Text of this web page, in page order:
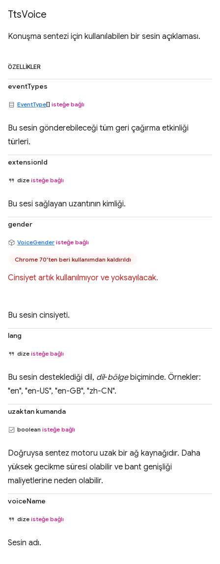
TtsVoice
Konuşma sentezi için kullanılabilen bir sesin açıklaması.
ÖZELLIKLER
eventTypes
EventType[] isteğe bağlı
Bu sesin gönderebileceği tüm geri çağırma etkinliği
türleri.
extensionId
dize isteğe bağlı
Bu sesi sağlayan uzantının kimliği.
gender
VoiceGender isteğe bağlı
Chrome 70'ten beri kullanımdan kaldırıldı
Cinsiyet artık kullanılmıyor ve yoksayılacak.
Bu sesin cinsiyeti.
lang
dize isteğe bağlı
Bu sesin desteklediği dil, dil-bölgebiçiminde. Örnekler:
"en", "en-US", "en-GB", "zh-CN".
uzaktan kumanda
boolean isteğe bağlı
Doğruysa sentez motoru uzak bir ağ kaynağıdır. Daha
yüksek gecikme süresi olabilir ve bant genişliği
maliyetlerine neden olabilir.
voiceName
dize isteğe bağlı
Sesin adı.